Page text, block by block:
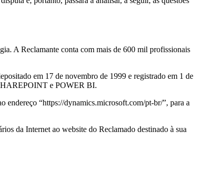
A Reclamante conta com mais de 600 mil profissionais
em 17 de novembro de 1999 e registrado em 1 de
e POWER BI.
endereço “https://dynamics.microsoft.com/pt-br/”, para a
da Internet ao website do Reclamado destinado à sua